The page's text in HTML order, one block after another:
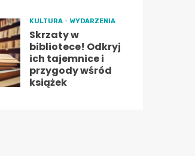
KULTURA WYDARZENIA
Skrzaty w
bibliotece! Odkryj
ich tajemnice i
przygody wśród
książek